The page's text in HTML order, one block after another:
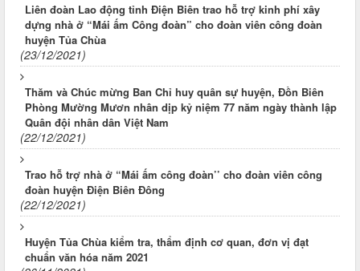
Liên đoàn Lao động tỉnh Điện Biên trao hỗ trợ kinh phí xây
dựng nhà ở “Mái ấm Công đoàn” cho đoàn viên công đoàn
huyện Tủa Chùa
(23/12/2021)
Thăm và Chúc mừng Ban Chỉ huy quân sự huyện, Đồn Biên
Phòng Mường Mươn nhân dịp kỷ niệm 77 năm ngày thành lập
Quân đội nhân dân Việt Nam
(22/12/2021)
Trao hỗ trợ nhà ở “Mái ấm công đoàn’’ cho đoàn viên công
đoàn huyện Điện Biên Đông
(22/12/2021)
Huyện Tủa Chùa kiểm tra, thẩm định cơ quan, đơn vị đạt
chuẩn văn hóa năm 2021